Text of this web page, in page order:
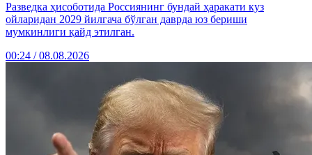
Разведка ҳисоботида Россиянинг бундай ҳаракати куз
ойларидан 2029 йилгача бўлган даврда юз бериши
мумкинлиги қайд этилган.
00:24 / 08.08.2026